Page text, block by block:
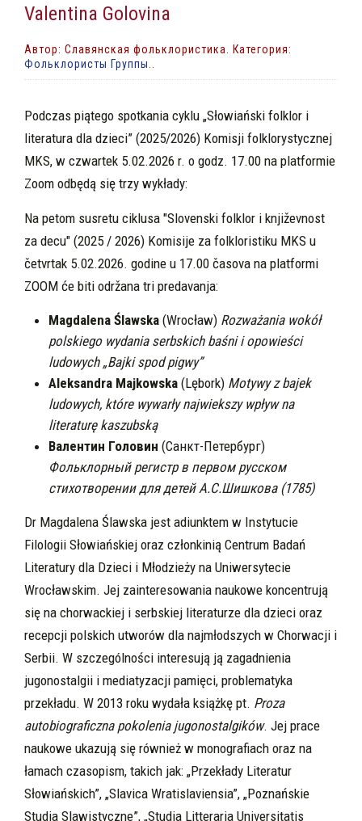
Valentina Golovina
Автор: Славянская фольклористика. Категория:
Фольклористы Группы
Podczas piątego spotkania cyklu „Słowiański folklor i
literatura dla dzieci” (2025/2026) Komisji folklorystycznej
MKS, w czwartek 5.02.2026 r. o godz. 17.00 na platformie
Zoom odbędą się trzy wykłady:
Na petom susretu ciklusa "Slovenski folklor i književnost
za decu" (2025 / 2026) Komisije za folkloristiku MKS u
četvrtak 5.02.2026. godine u 17.00 časova na platformi
ZOOM će biti održana tri predavanja:
Magdalena Ślawska (Wrocław) Rozważania wokół
polskiego wydania serbskich baśni i opowieści
ludowych „Bajki spod pigwy”
Aleksandra Majkowska (Lębork) Motywy z bajek
ludowych, które wywarły najwiekszy wpływ na
literaturę kaszubską
Валентин Головин (Санкт-Петербург)
Фольклорный регистр в первом русском
стихотворении для детей А.С.Шишкова (1785)
Dr Magdalena Ślawska jest adiunktem w Instytucie
Filologii Słowiańskiej oraz członkinią Centrum Badań
Literatury dla Dzieci i Młodzieży na Uniwersytecie
Wrocławskim. Jej zainteresowania naukowe koncentrują
się na chorwackiej i serbskiej literaturze dla dzieci oraz
recepcji polskich utworów dla najmłodszych w Chorwacji i
Serbii. W szczególności interesują ją zagadnienia
jugonostalgii i mediatyzacji pamięci, problematyka
przekładu. W 2013 roku wydała książkę pt. Proza
autobiograficzna pokolenia jugonostalgików. Jej prace
naukowe ukazują się również w monografiach oraz na
łamach czasopism, takich jak: „Przekłady Literatur
Słowiańskich”, „Slavica Wratislaviensia”, „Poznańskie
Studia Slawistyczne”, „Studia Litteraria Universitatis